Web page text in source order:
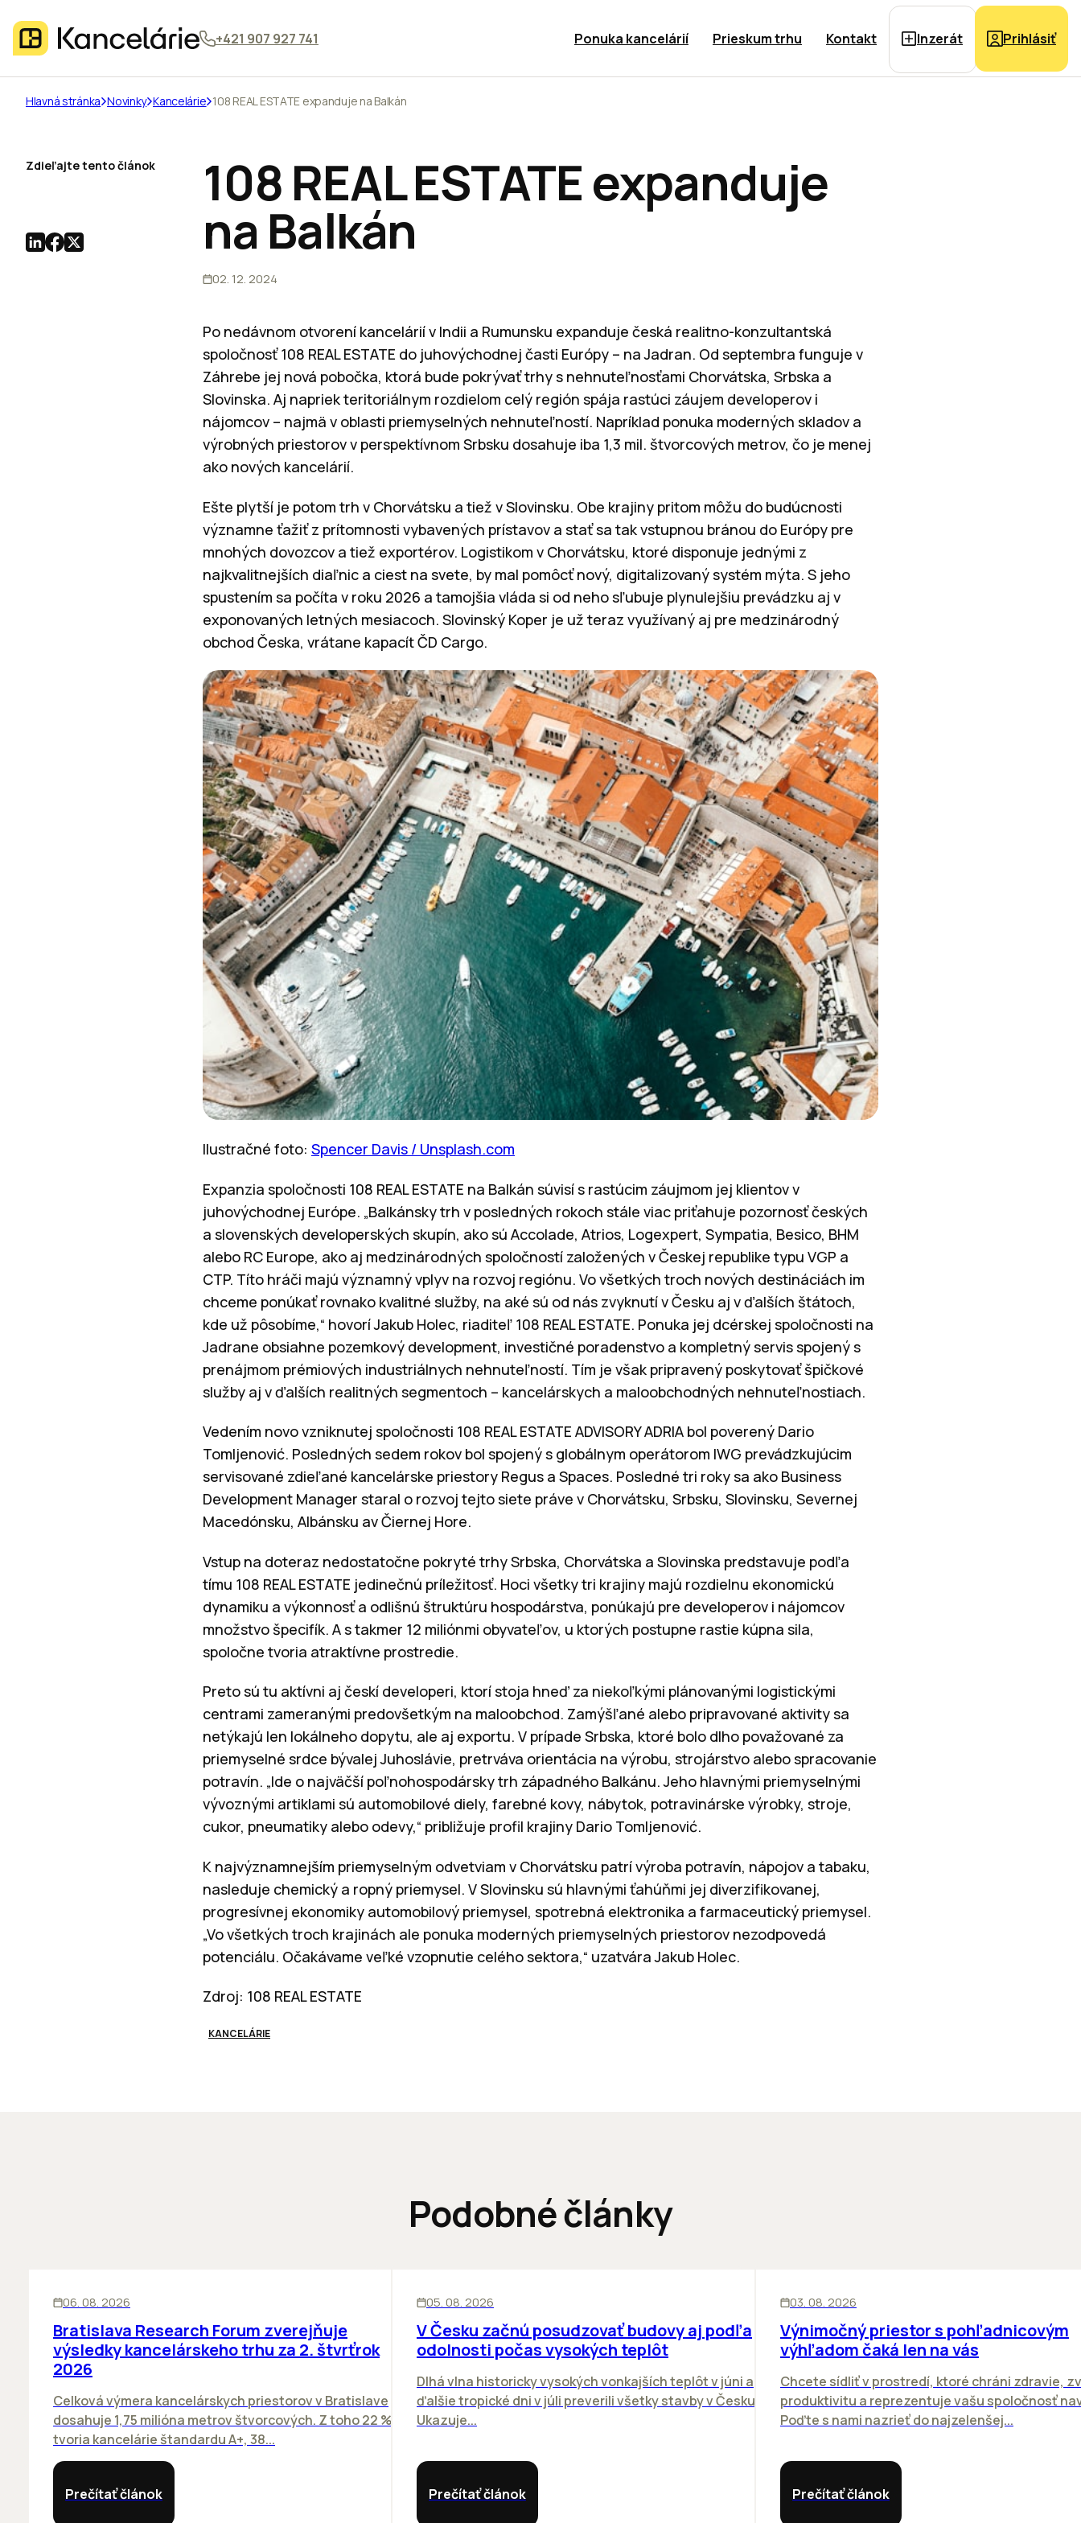
+421 907 927 741 Ponuka kancelárií Prieskum trhu Kontakt Inzerát Prihlásiť
Hlavná stránka Novinky Kancelárie 108 REAL ESTATE expanduje na Balkán
108 REAL ESTATE expanduje
na Balkán
02. 12. 2024
Po nedávnom otvorení kancelárií v Indii a Rumunsku expanduje česká realitno-konzultantská
spoločnosť 108 REAL ESTATE do juhovýchodnej časti Európy – na Jadran. Od septembra funguje v
Záhrebe jej nová pobočka, ktorá bude pokrývať trhy s nehnuteľnosťami Chorvátska, Srbska a
Slovinska. Aj napriek teritoriálnym rozdielom celý región spája rastúci záujem developerov i
nájomcov – najmä v oblasti priemyselných nehnuteľností. Napríklad ponuka moderných skladov a
výrobných priestorov v perspektívnom Srbsku dosahuje iba 1,3 mil. štvorcových metrov, čo je menej
ako nových kancelárií.
Ešte plytší je potom trh v Chorvátsku a tiež v Slovinsku. Obe krajiny pritom môžu do budúcnosti
významne ťažiť z prítomnosti vybavených prístavov a stať sa tak vstupnou bránou do Európy pre
mnohých dovozcov a tiež exportérov. Logistikom v Chorvátsku, ktoré disponuje jednými z
najkvalitnejších diaľnic a ciest na svete, by mal pomôcť nový, digitalizovaný systém mýta. S jeho
spustením sa počíta v roku 2026 a tamojšia vláda si od neho sľubuje plynulejšiu prevádzku aj v
exponovaných letných mesiacoch. Slovinský Koper je už teraz využívaný aj pre medzinárodný
obchod Česka, vrátane kapacít ČD Cargo.
Ilustračné foto: Spencer Davis / Unsplash.com
Expanzia spoločnosti 108 REAL ESTATE na Balkán súvisí s rastúcim záujmom jej klientov v
juhovýchodnej Európe. „Balkánsky trh v posledných rokoch stále viac priťahuje pozornosť českých
a slovenských developerských skupín, ako sú Accolade, Atrios, Logexpert, Sympatia, Besico, BHM
alebo RC Europe, ako aj medzinárodných spoločností založených v Českej republike typu VGP a
CTP. Títo hráči majú významný vplyv na rozvoj regiónu. Vo všetkých troch nových destináciách im
chceme ponúkať rovnako kvalitné služby, na aké sú od nás zvyknutí v Česku aj v ďalších štátoch,
kde už pôsobíme,“ hovorí Jakub Holec, riaditeľ 108 REAL ESTATE. Ponuka jej dcérskej spoločnosti na
Jadrane obsiahne pozemkový development, investičné poradenstvo a kompletný servis spojený s
prenájmom prémiových industriálnych nehnuteľností. Tím je však pripravený poskytovať špičkové
služby aj v ďalších realitných segmentoch – kancelárskych a maloobchodných nehnuteľnostiach.
Vedením novo vzniknutej spoločnosti 108 REAL ESTATE ADVISORY ADRIA bol poverený Dario
Tomljenović. Posledných sedem rokov bol spojený s globálnym operátorom IWG prevádzkujúcim
servisované zdieľané kancelárske priestory Regus a Spaces. Posledné tri roky sa ako Business
Development Manager staral o rozvoj tejto siete práve v Chorvátsku, Srbsku, Slovinsku, Severnej
Macedónsku, Albánsku av Čiernej Hore.
Vstup na doteraz nedostatočne pokryté trhy Srbska, Chorvátska a Slovinska predstavuje podľa
tímu 108 REAL ESTATE jedinečnú príležitosť. Hoci všetky tri krajiny majú rozdielnu ekonomickú
dynamiku a výkonnosť a odlišnú štruktúru hospodárstva, ponúkajú pre developerov i nájomcov
množstvo špecifík. A s takmer 12 miliónmi obyvateľov, u ktorých postupne rastie kúpna sila,
spoločne tvoria atraktívne prostredie.
Preto sú tu aktívni aj českí developeri, ktorí stoja hneď za niekoľkými plánovanými logistickými
centrami zameranými predovšetkým na maloobchod. Zamýšľané alebo pripravované aktivity sa
netýkajú len lokálneho dopytu, ale aj exportu. V prípade Srbska, ktoré bolo dlho považované za
priemyselné srdce bývalej Juhoslávie, pretrváva orientácia na výrobu, strojárstvo alebo spracovanie
potravín. „Ide o najväčší poľnohospodársky trh západného Balkánu. Jeho hlavnými priemyselnými
vývoznými artiklami sú automobilové diely, farebné kovy, nábytok, potravinárske výrobky, stroje,
cukor, pneumatiky alebo odevy,“ približuje profil krajiny Dario Tomljenović.
K najvýznamnejším priemyselným odvetviam v Chorvátsku patrí výroba potravín, nápojov a tabaku,
nasleduje chemický a ropný priemysel. V Slovinsku sú hlavnými ťahúňmi jej diverzifikovanej,
progresívnej ekonomiky automobilový priemysel, spotrebná elektronika a farmaceutický priemysel.
„Vo všetkých troch krajinách ale ponuka moderných priemyselných priestorov nezodpovedá
potenciálu. Očakávame veľké vzopnutie celého sektora,“ uzatvára Jakub Holec.
Zdroj: 108 REAL ESTATE
KANCELÁRIE
Zdieľajte tento článok
Podobné články
06. 08. 2026
Bratislava Research Forum zverejňuje
výsledky kancelárskeho trhu za 2. štvrťrok
2026
Celková výmera kancelárskych priestorov v Bratislave
dosahuje 1,75 milióna metrov štvorcových. Z toho 22 %
tvoria kancelárie štandardu A+, 38...
Prečítať článok
05. 08. 2026
V Česku začnú posudzovať budovy aj podľa
odolnosti počas vysokých teplôt
Dlhá vlna historicky vysokých vonkajších teplôt v júni a
ďalšie tropické dni v júli preverili všetky stavby v Česku.
Ukazuje...
Prečítať článok
03. 08. 2026
Výnimočný priestor s pohľadnicovým
výhľadom čaká len na vás
Chcete sídliť v prostredí, ktoré chráni zdravie,
produktivitu a reprezentuje vašu spoločnosť
Poďte s nami nazrieť do najzelenšej...
Prečítať článok